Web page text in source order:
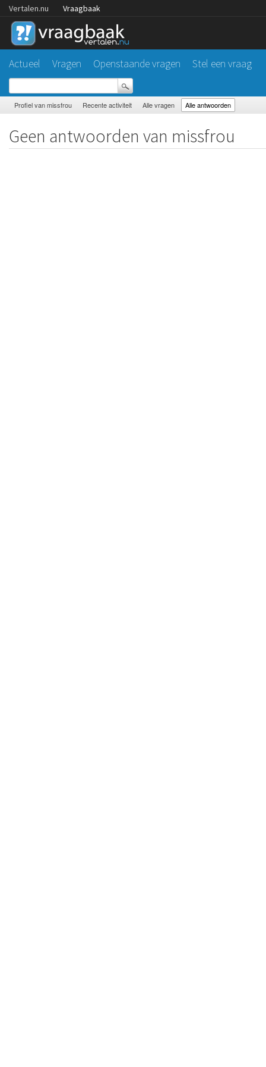
Vertalen.nu Vraagbaak
Actueel Vragen Openstaande vragen Stel een vraag
Profiel van missfrou Recente activiteit Alle vragen Alle antwoorden
Geen antwoorden van missfrou